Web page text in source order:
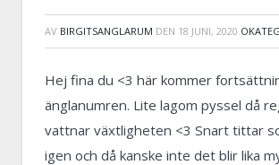
AV BIRGITSANGLARUM DEN 18 JUNI, 2020
Hej fina du <3 här kommer
änglanumren. Lite lagom pyssel då
vattnar växtligheten <3 Snart tittar
igen och då kanske inte det blir lika